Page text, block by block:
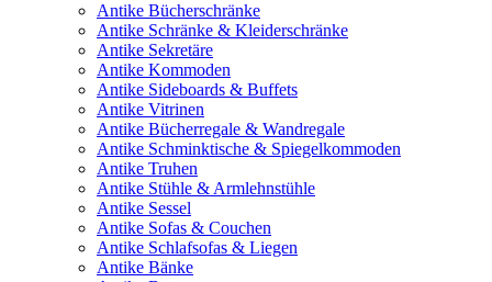
Antike Bücherschränke
Antike Schränke & Kleiderschränke
Antike Sekretäre
Antike Kommoden
Antike Sideboards & Buffets
Antike Vitrinen
Antike Bücherregale & Wandregale
Antike Schminktische & Spiegelkommoden
Antike Truhen
Antike Stühle & Armlehnstühle
Antike Sessel
Antike Sofas & Couchen
Antike Schlafsofas & Liegen
Antike Bänke